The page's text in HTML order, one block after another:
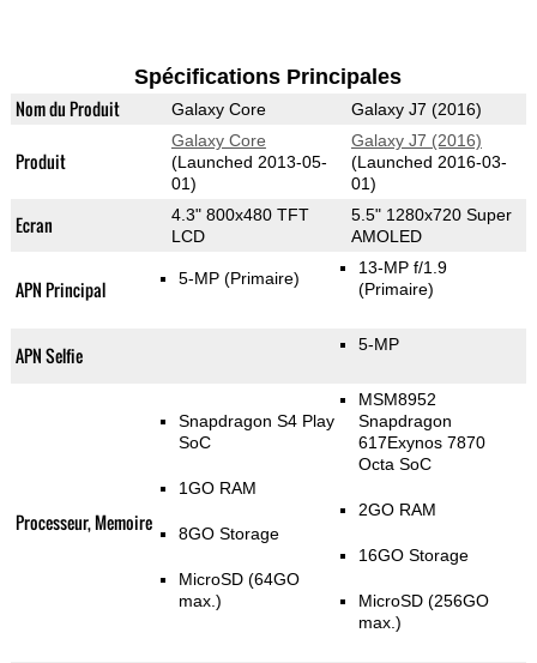
Spécifications Principales
Nom du Produit Galaxy Core Galaxy J7 (2016)
Produit
Galaxy Core
(Launched 2013-05-
01)
Galaxy J7 (2016)
(Launched 2016-03-
01)
Ecran
4.3" 800x480 TFT
LCD
5.5" 1280x720 Super
AMOLED
APN Principal 5-MP (Primaire)
13-MP f/1.9
(Primaire)
APN Selfie 5-MP
Processeur, Memoire
Snapdragon S4 Play
SoC
1GO RAM
8GO Storage
MicroSD (64GO
max.)
MSM8952
Snapdragon
617Exynos 7870
Octa SoC
2GO RAM
16GO Storage
MicroSD (256GO
max.)